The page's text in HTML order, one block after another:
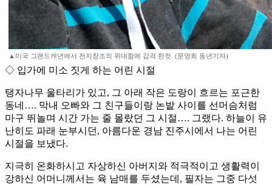
▲미국 그랜드캐년에서 천지창조의 위대함에 감격 한컷. (문영희 동년기자)
◇ 입가에 미소 짓게 하는 어린 시절
탱자나무 울타리가 있고, 그 아래 작은 도랑이 흐르는 포근한
동네…. 막내 오빠와 그 친구들이랑 논밭 사이를 선머슴처럼
마구 뛰놀며 시간 가는 줄 몰랐던 그 시절…. 그랬다. 하늘이 유
난히도 파래 눈부시던, 아름다운 경남 진주시에서 나는 어린
시절을 보냈다.
지극히 온화하시고 자상하신 아버지와 적극적이고 생활력이
강하신 어머니께서는 육 남매를 두셨는데, 필자는 그중 다섯